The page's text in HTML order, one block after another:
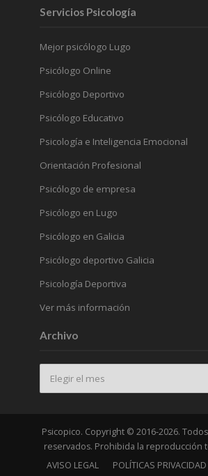
Servicios Psicología
Mejor psicólogo Lugo
Psicólogo Online
Psicólogo Deportivo
Psicólogo Educativo
Psicología e Inteligencia Emocional
Orientación Profesional
Psicólogo de empresa
Psicólogo en Lugo
Psicólogo en Galicia
Psicólogo deportivo Galicia
Psicología Deportiva
Ver más información
Archivo
Archivo
Psicopico. Copyright © 2016-2026.
reservados. Prohibida la reproducción
AVISO LEGAL
POLÍTICAS PRIVACIDAD